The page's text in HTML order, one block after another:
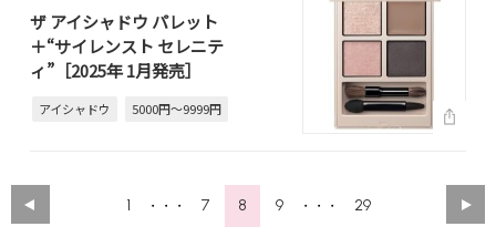
ザ アイシャドウ パレット
＋“サイレンスト セレニテ
ィ”［2025年 1月発売］
アイシャドウ 5000円～9999円
1 ・・・ 7 8 9 ・・・ 29